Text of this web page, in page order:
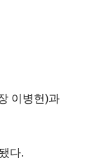
이병헌)과
다.